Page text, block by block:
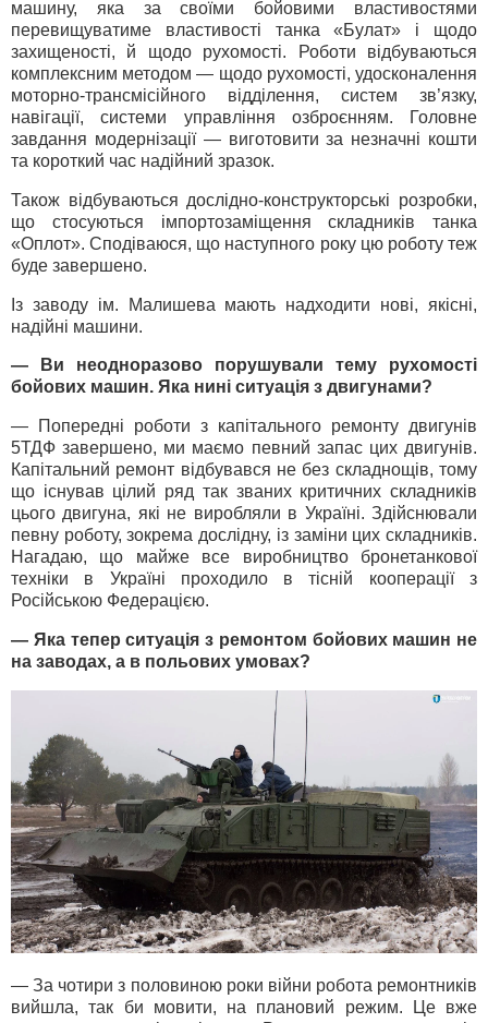
машину, яка за своїми бойовими властивостями
перевищуватиме властивості танка «Булат» і щодо
захищеності, й щодо рухомості. Роботи відбуваються
комплексним методом — щодо рухомості, удосконалення
моторно-трансмісійного відділення, систем зв’язку,
навігації, системи управління озброєнням. Головне
завдання модернізації — виготовити за незначні кошти
та короткий час надійний зразок.
Також відбуваються дослідно-конструкторські розробки,
що стосуються імпортозаміщення складників танка
«Оплот». Сподіваюся, що наступного року цю роботу теж
буде завершено.
Із заводу ім. Малишева мають надходити нові, якісні,
надійні машини.
— Ви неодноразово порушували тему рухомості
бойових машин. Яка нині ситуація з двигунами?
— Попередні роботи з капітального ремонту двигунів
5ТДФ завершено, ми маємо певний запас цих двигунів.
Капітальний ремонт відбувався не без складнощів, тому
що існував цілий ряд так званих критичних складників
цього двигуна, які не виробляли в Україні. Здійснювали
певну роботу, зокрема дослідну, із заміни цих складників.
Нагадаю, що майже все виробництво бронетанкової
техніки в Україні проходило в тісній кооперації з
Російською Федерацією.
— Яка тепер ситуація з ремонтом бойових машин не
на заводах, а в польових умовах?
— За чотири з половиною роки війни робота ремонтників
вийшла, так би мовити, на плановий режим. Це вже